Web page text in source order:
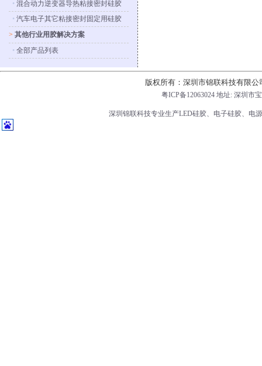
• 混合动力逆变器导热粘接密封硅胶
• 汽车电子其它粘接密封固定用硅胶
> 其他行业用胶解决方案
• 全部产品列表
版权所有：深圳市锦联科技有限公
粤ICP备12063024地址: 深圳市
深圳锦联科技专业生产LED硅胶、电子硅胶、电